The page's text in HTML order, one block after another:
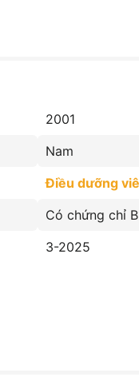
2001
Nam
Điều dưỡng
Có chứng chỉ
3-2025